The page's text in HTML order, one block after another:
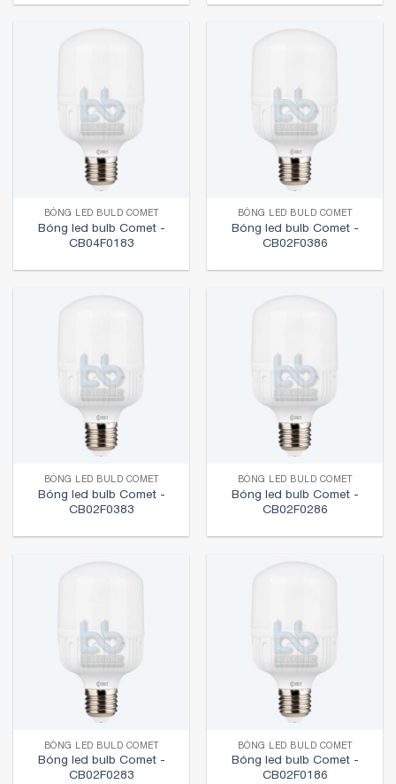
BÓNG LED BULD COMET
Bóng led bulb Comet -
CB04F0183
BÓNG LED BULD COMET
Bóng led bulb Comet -
CB02F0386
BÓNG LED BULD COMET
Bóng led bulb Comet -
CB02F0383
BÓNG LED BULD COMET
Bóng led bulb Comet -
CB02F0286
BÓNG LED BULD COMET
Bóng led bulb Comet -
CB02F0283
BÓNG LED BULD COMET
Bóng led bulb Comet -
CB02F0186